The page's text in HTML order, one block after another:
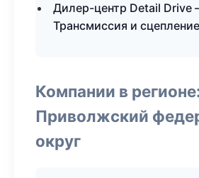
Дилер-центр Detail Drive
Трансмиссия и сцепление
Компании в
Приволжский
округ